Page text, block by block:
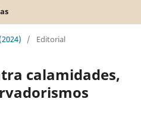
/ Editorial
calamidades,